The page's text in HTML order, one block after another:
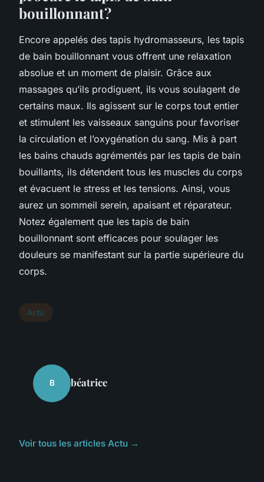
bouillonnant ?
Encore appelés des tapis hydromasseurs, les tapis
de bain bouillonnant vous offrent une relaxation
absolue et un moment de plaisir. Grâce aux
massages qu’ils prodiguent, ils vous soulagent de
certains maux. Ils agissent sur le corps tout entier
et stimulent les vaisseaux sanguins pour favoriser
la circulation et l’oxygénation du sang. Mis à part
les bains chauds agrémentés par les tapis de bain
bouillants, ils détendent tous les muscles du corps
et évacuent le stress et les tensions. Ainsi, vous
aurez un sommeil serein, apaisant et réparateur.
Notez également que les tapis de bain
bouillonnant sont efficaces pour soulager les
douleurs se manifestant sur la partie supérieure du
corps.
Actu
B béatrice
Voir tous les articles Actu →